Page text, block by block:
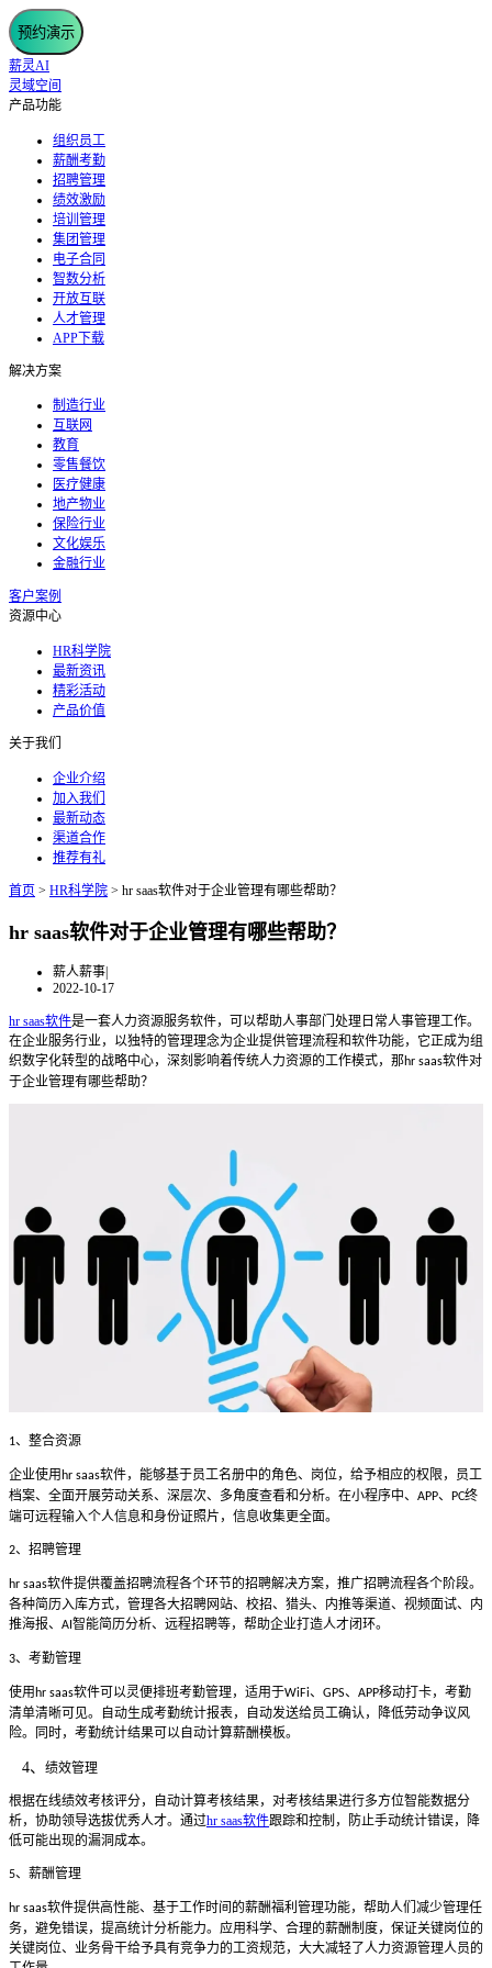
预约演示
薪灵AI
灵域空间
产品功能
组织员工
薪酬考勤
招聘管理
绩效激励
培训管理
集团管理
电子合同
智数分析
开放互联
人才管理
APP下载
解决方案
制造行业
互联网
教育
零售餐饮
医疗健康
地产物业
保险行业
文化娱乐
金融行业
客户案例
资源中心
HR科学院
最新资讯
精彩活动
产品价值
关于我们
企业介绍
加入我们
最新动态
渠道合作
推荐有礼
首页 > HR科学院 > hr saas软件对于企业管理有哪些帮助？
hr saas软件对于企业管理有哪些帮助？
薪人薪事|
2022-10-17
hr saas软件是一套人力资源服务软件，可以帮助人事部门处理日常人事管理工作。
在企业服务行业，以独特的管理理念为企业提供管理流程和软件功能，它正成为组
织数字化转型的战略中心，深刻影响着传统人力资源的工作模式，那hr saas软件对
于企业管理有哪些帮助？
1、整合资源
企业使用hr saas软件，能够基于员工名册中的角色、岗位，给予相应的权限，员工
档案、全面开展劳动关系、深层次、多角度查看和分析。在小程序中、 APP、 PC终
端可远程输入个人信息和身份证照片，信息收集更全面。
2、招聘管理
hr saas软件提供覆盖招聘流程各个环节的招聘解决方案，推广招聘流程各个阶段。
各种简历入库方式，管理各大招聘网站、校招、猎头、内推等渠道、视频面试、内
推海报、 AI智能简历分析、远程招聘等，帮助企业打造人才闭环。
3、考勤管理
使用hr saas软件可以灵便排班考勤管理，适用于WiFi、 GPS、 APP移动打卡，考勤
清单清晰可见。自动生成考勤统计报表，自动发送给员工确认，降低劳动争议风
险。同时，考勤统计结果可以自动计算薪酬模板。
4、 绩效管理
根据在线绩效考核评分，自动计算考核结果，对考核结果进行多方位智能数据分
析，协助领导选拔优秀人才。通过hr saas软件跟踪和控制，防止手动统计错误，降
低可能出现的漏洞成本。
5、薪酬管理
hr saas软件提供高性能、基于工作时间的薪酬福利管理功能，帮助人们减少管理任
务，避免错误，提高统计分析能力。应用科学、合理的薪酬制度，保证关键岗位的
关键岗位、业务骨干给予具有竞争力的工资规范，大大减轻了人力资源管理人员的